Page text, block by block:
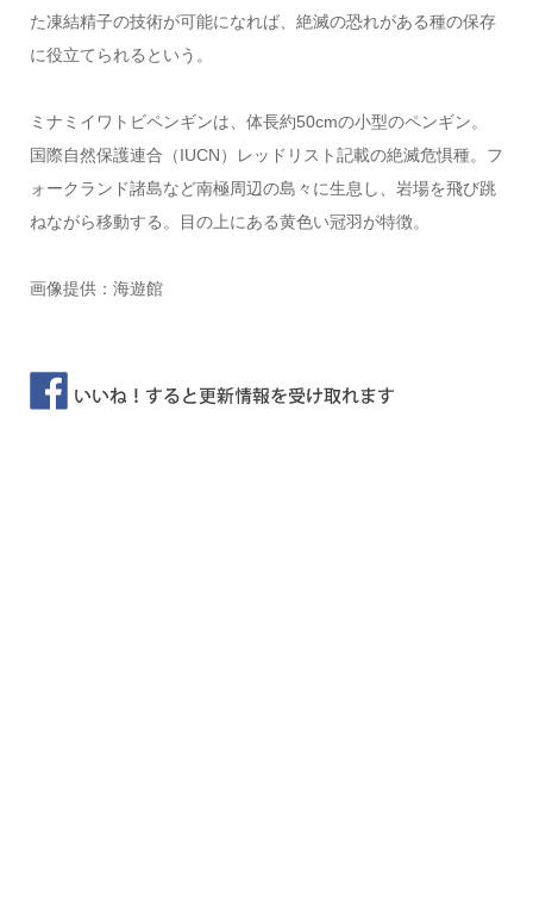
た凍結精子の技術が可能になれば、絶滅の恐れがある種の保存
に役立てられるという。
ミナミイワトビペンギンは、体長約50cmの小型のペンギン。
国際自然保護連合（IUCN）レッドリスト記載の絶滅危惧種。フ
ォークランド諸島など南極周辺の島々に生息し、岩場を飛び跳
ねながら移動する。目の上にある黄色い冠羽が特徴。
画像提供：海遊館